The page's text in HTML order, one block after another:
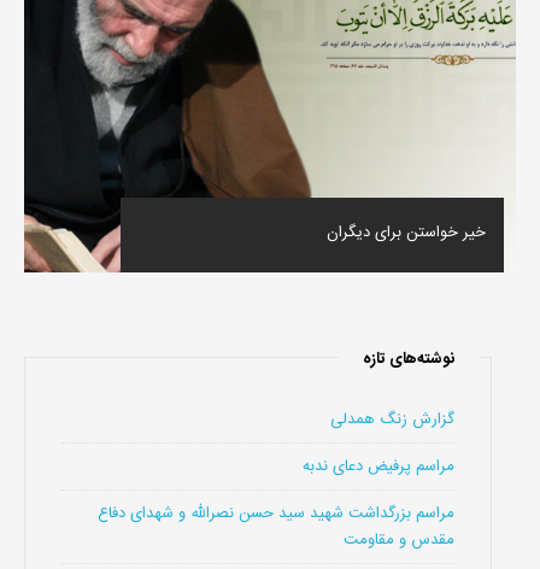
خیر خواستن برای دیگران
نوشته‌های تازه
گزارش زنگ همدلی
مراسم پرفیض دعای ندبه
مراسم بزرگداشت شهید سید حسن نصرالله و شهدای دفاع
مقدس و مقاومت